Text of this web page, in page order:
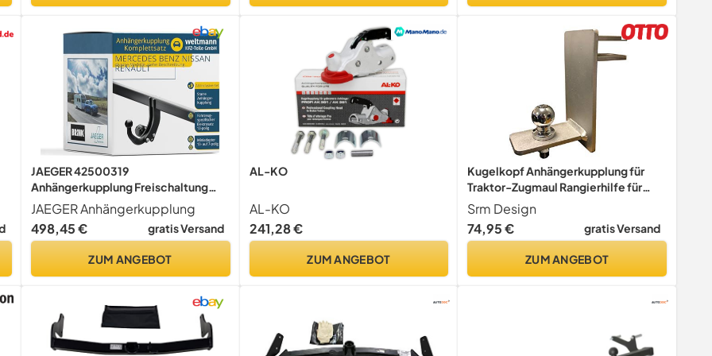
JAEGER 42500319
Anhängerkupplung Freischaltung
nicht erforderlich passend für
MERCEDES-BENZ CITAN Kasten (415)
JAEGER Anhängerkupplung
498,45 €
gratis Versand
ZUM ANGEBOT
AL-KO
AL-KO
241,28 €
ZUM ANGEBOT
Kugelkopf Anhängerkupplung für
Traktor-Zugmaul Rangierhilfe für
PKW-Anhänger Kombikupplung
Srm Design
74,95 €
gratis Versand
ZUM ANGEBOT